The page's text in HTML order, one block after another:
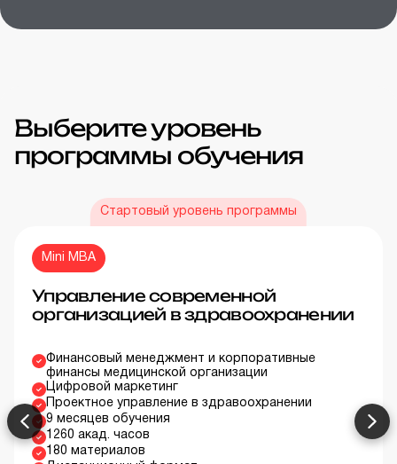
Выберите уровень
программы обучения
Стартовый уровень программы
Mini MBA
Управление современной
организацией в здравоохранении
Финансовый менеджмент и корпоративные
финансы медицинской организации
Цифровой маркетинг
Проектное управление в здравоохранении
9 месяцев обучения
1260 акад. часов
180 материалов